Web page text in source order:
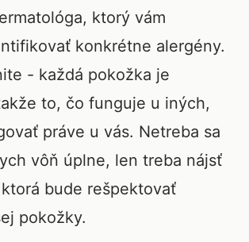
ktorý vám
konkrétne alergény.
- každá pokožka je
to, čo funguje u iných,
práve u vás. Netreba sa
vôň úplne, len treba nájsť
bude rešpektovať
pokožky.